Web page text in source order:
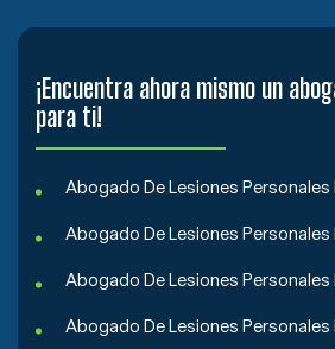
¡Encuentra ahora mismo un
para ti!
Abogado De Lesiones Personales
Abogado De Lesiones
Abogado De Lesiones
Abogado De Lesiones Personales